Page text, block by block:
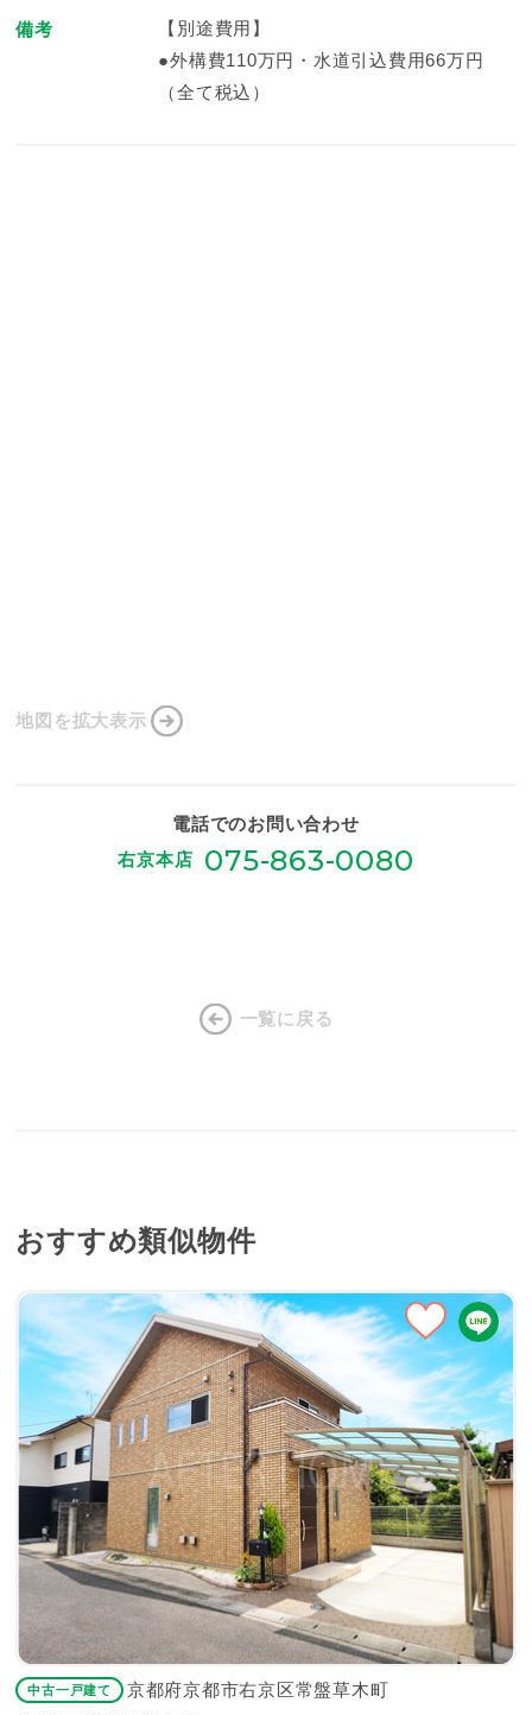
備考
【別途費用】
●外構費110万円・水道引込費用66万円
（全て税込）
地図を拡大表示
電話でのお問い合わせ
右京本店
075-863-0080
一覧に戻る
おすすめ類似物件
中古一戸建て 京都府京都市右京区常盤草木町